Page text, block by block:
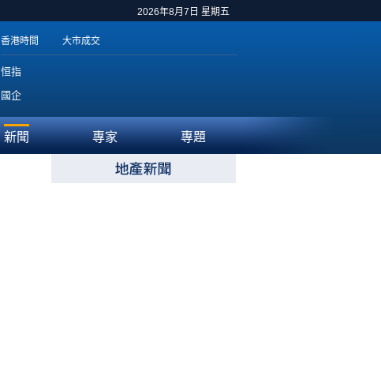
2026年8月7日 星期五
香港時間 大市成交
恒指
國企
新聞 專家 專題